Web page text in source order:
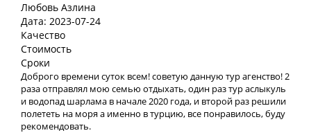
Любовь Азлина
Дата: 2023-07-24
Качество
Стоимость
Сроки
Доброго времени суток всем! советую данную тур агенство! 2
раза отправлял мою семью отдыхать, один раз тур аслыкуль
и водопад шарлама в начале 2020 года, и второй раз решили
полететь на моря а именно в турцию, все понравилось, буду
рекомендовать.